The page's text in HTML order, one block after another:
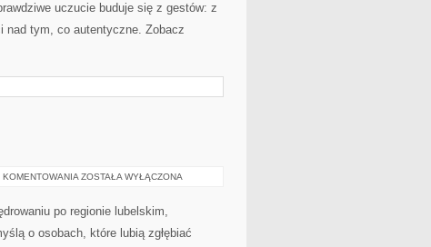
uczucie buduje się z gestów: z
nad tym, co autentyczne. Zobacz
MIEJSCA
ZOSTAŁA WYŁĄCZONA
po regionie lubelskim,
o osobach, które lubią zgłębiać